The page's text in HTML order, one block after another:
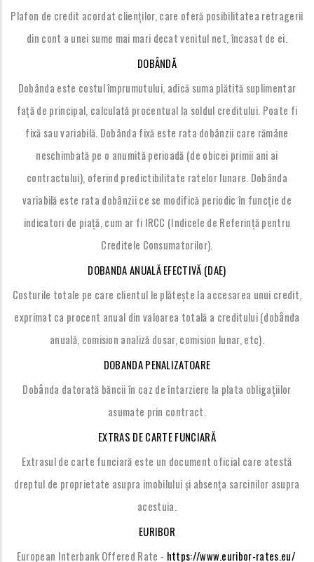
Plafon de credit acordat clienților, care oferă posibilitatea retragerii
din cont a unei sume mai mari decat venitul net, încasat de ei.
DOBÂNDĂ
Dobânda este costul împrumutului, adică suma plătită suplimentar
față de principal, calculată procentual la soldul creditului. Poate fi
fixă sau variabilă. Dobânda fixă este rata dobânzii care rămâne
neschimbată pe o anumită perioadă (de obicei primii ani ai
contractului), oferind predictibilitate ratelor lunare. Dobânda
variabilă este rata dobânzii ce se modifică periodic în funcție de
indicatori de piață, cum ar fi IRCC (Indicele de Referință pentru
Creditele Consumatorilor).
DOBANDA ANUALĂ EFECTIVĂ (DAE)
Costurile totale pe care clientul le plătește la accesarea unui credit,
exprimat ca procent anual din valoarea totală a creditului (dobânda
anuală, comision analiză dosar, comision lunar, etc).
DOBANDA PENALIZATOARE
Dobânda datorată băncii în caz de întarziere la plata obligațiilor
asumate prin contract.
EXTRAS DE CARTE FUNCIARĂ
Extrasul de carte funciară este un document oficial care atestă
dreptul de proprietate asupra imobilului și absența sarcinilor asupra
acestuia.
EURIBOR
European Interbank Offered Rate - https://www.euribor-rates.eu/